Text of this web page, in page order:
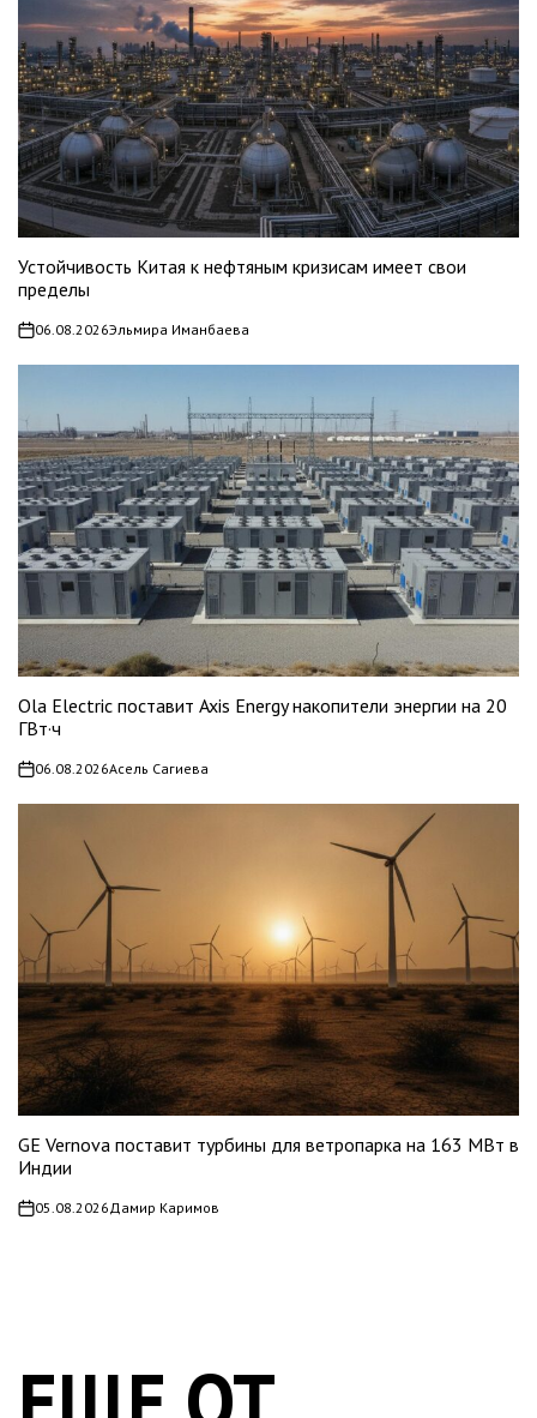
Устойчивость Китая к нефтяным кризисам имеет свои
пределы
on06.08.2026Эльмира Иманбаева
Ola Electric поставит Axis Energy накопители энергии на 20
ГВт·ч
on06.08.2026Асель Сагиева
GE Vernova поставит турбины для ветропарка на 163 МВт в
Индии
on05.08.2026Дамир Каримов